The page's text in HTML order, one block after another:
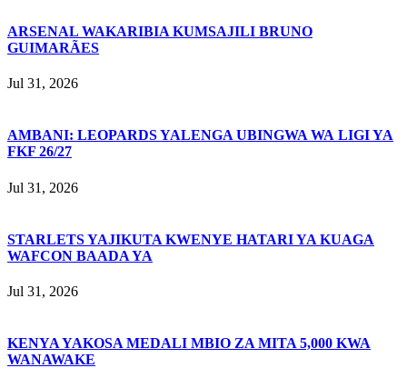
ARSENAL WAKARIBIA KUMSAJILI BRUNO
GUIMARÃES
Jul 31, 2026
AMBANI: LEOPARDS YALENGA UBINGWA WA LIGI YA
FKF 26/27
Jul 31, 2026
STARLETS YAJIKUTA KWENYE HATARI YA KUAGA
WAFCON BAADA YA
Jul 31, 2026
KENYA YAKOSA MEDALI MBIO ZA MITA 5,000 KWA
WANAWAKE